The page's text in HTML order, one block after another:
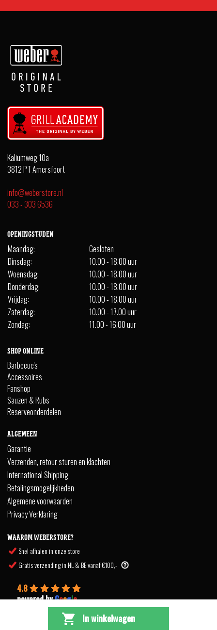
In winkelwagen
Kaliumweg 10a
3812 PT Amersfoort
info@weberstore.nl
033 - 303 6536
OPENINGSTIJDEN
Maandag:
Gesloten
Dinsdag:
10.00 - 18.00 uur
Woensdag:
10.00 - 18.00 uur
Donderdag:
10.00 - 18.00 uur
Vrijdag:
10.00 - 18.00 uur
Zaterdag:
10.00 - 17.00 uur
Zondag:
11.00 - 16.00 uur
SHOP ONLINE
Barbecue's
Accessoires
Fanshop
Sauzen & Rubs
Reserveonderdelen
ALGEMEEN
Garantie
Verzenden, retour sturen en klachten
International Shipping
Betalingsmogelijkheden
Algemene voorwaarden
Privacy Verklaring
WAAROM WEBERSTORE?
Snel afhalen in onze store
Gratis verzending in NL & BE vanaf €100,-
4.8
powered byGoogle